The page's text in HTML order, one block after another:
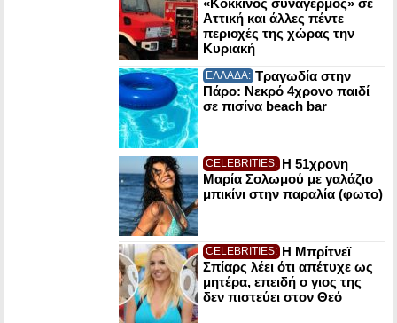
Αττική και άλλες πέντε
περιοχές της χώρας την
Κυριακή
ΕΛΛΑΔΑ: Τραγωδία στην
Πάρο: Νεκρό 4χρονο παιδί
σε πισίνα beach bar
CELEBRITIES: Η 51χρονη
Μαρία Σολωμού με γαλάζιο
μπικίνι στην παραλία (φωτο)
CELEBRITIES: Η Μπρίτνεϊ
Σπίαρς λέει ότι απέτυχε ως
μητέρα, επειδή ο γιος της
δεν πιστεύει στον Θεό